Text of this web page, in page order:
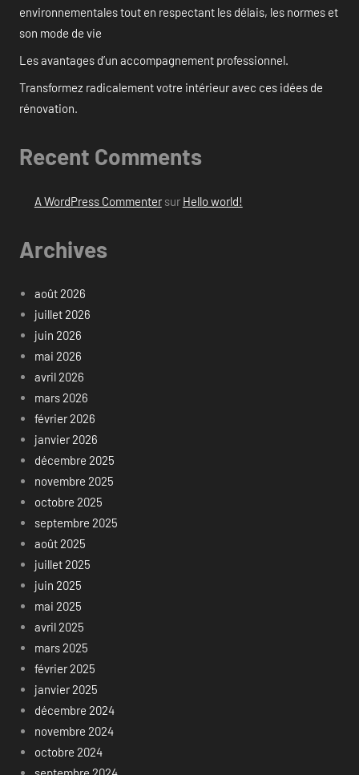
environnementales tout en respectant les délais, les normes et
son mode de vie
Les avantages d’un accompagnement professionnel.
Transformez radicalement votre intérieur avec ces idées de
rénovation.
Recent Comments
A WordPress Commentersur Hello world!
Archives
août 2026
juillet 2026
juin 2026
mai 2026
avril 2026
mars 2026
février 2026
janvier 2026
décembre 2025
novembre 2025
octobre 2025
septembre 2025
août 2025
juillet 2025
juin 2025
mai 2025
avril 2025
mars 2025
février 2025
janvier 2025
décembre 2024
novembre 2024
octobre 2024